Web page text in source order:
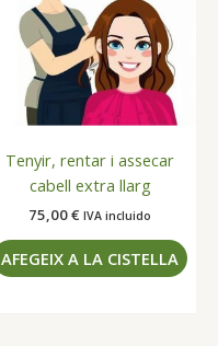
Tenyir, rentar i assecar
cabell extra llarg
75,00€ IVA incluido
AFEGEIX A LA CISTELLA